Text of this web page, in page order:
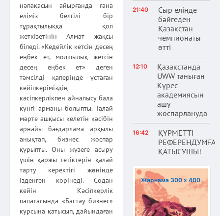
нәпақасын айырғанда ғана
еліміз белгілі бір
тұрақтылыққа қол
жеткізетінін Алмат жақсы
біледі. «Кедейлік кетсін десең
еңбек ет, молшылық жетсін
десең еңбек ет» деген
тәмсілді қаперінде ұстаған
кейіпкеріміздің
кәсіпкерлікпен айналысу бала
күнгі арманы болыпты. Талай
мәрте ашқысы келетін кәсібін
арнайы бағдарлама арқылы
анықтап, бизнес жоспар
құрыпты. Оны жүзеге асыру
үшін қаржы тетіктерін қалай
тарту керектігі жөнінде
ізденген көрінеді. Содан
кейін Кәсіпкерлік
палатасында «Бастау бизнес»
курсына қатысып, дайындаған
21:40
Сыр елінде
бәйгеден
Қазақстан
чемпионаты
өтті
12:10
Қазақстанда
UWW таныған
Күрес
академиясын
ашу
жоспарлануда
16:42
ҚҰРМЕТТІ
РЕФЕРЕНДУМҒА
ҚАТЫСУШЫ!
Жарнама 300 х 400